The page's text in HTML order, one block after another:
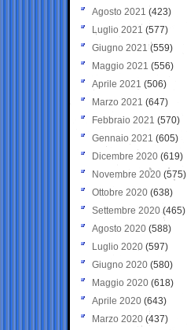
Agosto 2021 (423)
Luglio 2021 (577)
Giugno 2021(559)
Maggio 2021 (556)
Aprile 2021 (506)
Marzo 2021 (647)
Febbraio 2021 (570)
Gennaio 2021 (605)
Dicembre 2020 (619)
Novembre 2020 (575)
Ottobre 2020 (638)
Settembre 2020(465)
Agosto 2020 (588)
Luglio 2020 (597)
Giugno 2020 (580)
Maggio 2020 (618)
Aprile 2020 (643)
Marzo 2020 (437)